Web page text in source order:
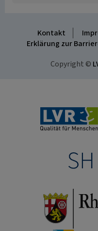
Kontakt
Erklärung zur
Copyright ©